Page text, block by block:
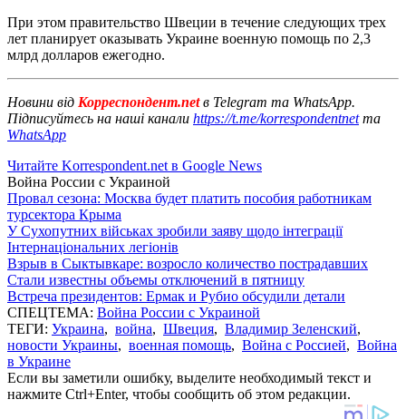
При этом правительство Швеции в течение следующих трех
лет планирует оказывать Украине военную помощь по 2,3
млрд долларов ежегодно.
Новини від Корреспондент.netв Telegram та WhatsApp.
Підписуйтесь на наші канали https://t.me/korrespondentnetта
WhatsApp
Читайте Korrespondent.net в Google News
Война России с Украиной
Провал сезона: Москва будет платить пособия работникам
турсектора Крыма
У Сухопутних військах зробили заяву щодо інтеграції
Інтернаціональних легіонів
Взрыв в Сыктывкаре: возросло количество пострадавших
Стали известны объемы отключений в пятницу
Встреча президентов: Ермак и Рубио обсудили детали
СПЕЦТЕМА: Война России с Украиной
ТЕГИ: Украина, война, Швеция, Владимир Зеленский,
новости Украины, военная помощь, Война с Россией, Война
в Украине
Если вы заметили ошибку, выделите необходимый текст и
нажмите Ctrl+Enter, чтобы сообщить об этом редакции.